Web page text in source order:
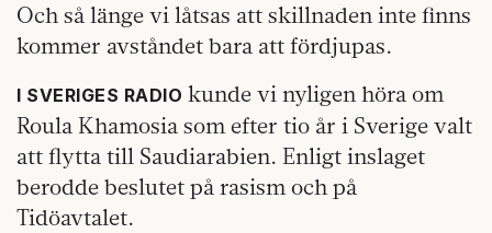
Och så länge vi låtsas att skillnaden inte finns
kommer avståndet bara att fördjupas.
I SVERIGES RADIO kunde vi nyligen höra om
Roula Khamosia som efter tio år i Sverige valt
att flytta till Saudiarabien. Enligt inslaget
berodde beslutet på rasism och på
Tidöavtalet.